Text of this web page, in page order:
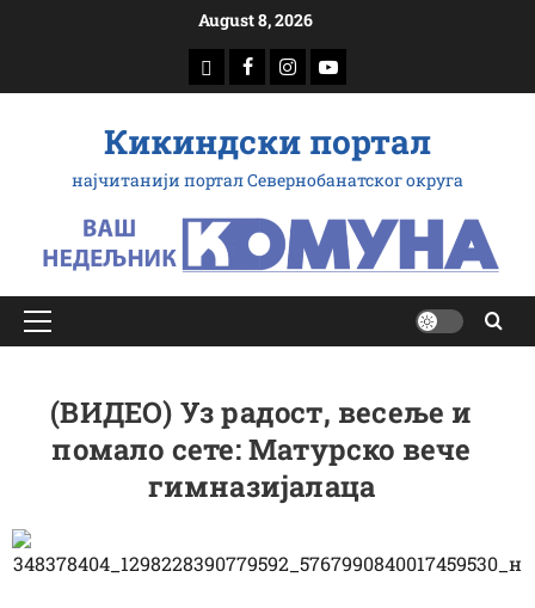
August 8, 2026
доwнлоад
Фацебоок
Инстаграм
Yоутубе
Кикиндски портал
најчитанији портал Севернобанатског округа
Примарy
(ВИДЕО) Уз радост, весеље и
помало сете: Матурско вече
гимназијалаца